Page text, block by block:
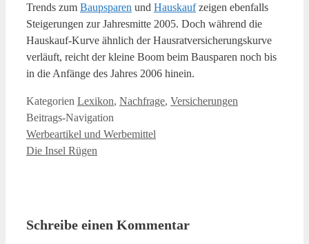
Trends zum Baupsparen und Hauskaufzeigen ebenfalls
Steigerungen zur Jahresmitte 2005. Doch während die
Hauskauf-Kurve ähnlich der Hausratversicherungskurve
verläuft, reicht der kleine Boom beim Bausparen noch bis
in die Anfänge des Jahres 2006 hinein.
Kategorien Lexikon, Nachfrage, Versicherungen
Beitrags-Navigation
Werbeartikel und Werbemittel
Die Insel Rügen
Schreibe einen Kommentar